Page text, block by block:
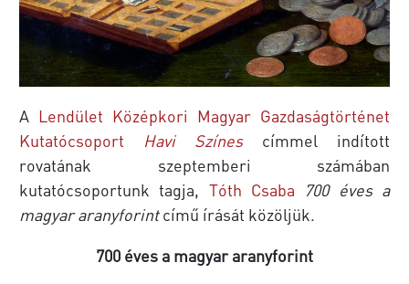
A Lendület Középkori Magyar Gazdaságtörténet
Kutatócsoport Havi Színes címmel indított
rovatának szeptemberi számában
kutatócsoportunk tagja, Tóth Csaba
700 éves a
magyar aranyforintcímű írását közöljük.
700 éves a magyar aranyforint